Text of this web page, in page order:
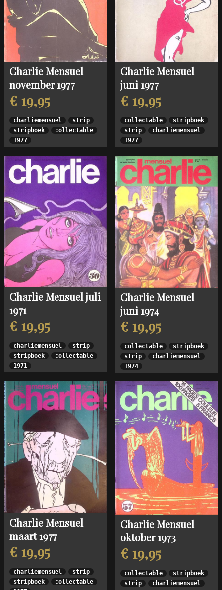
Charlie Mensuel
november 1977
€ 19,95
charliemensuel
strip
stripboek
collectable
1977
Charlie Mensuel
juni 1977
€ 19,95
collectable
stripboek
strip
charliemensuel
1977
Charlie Mensuel juli
1971
€ 19,95
charliemensuel
strip
stripboek
collectable
1971
Charlie Mensuel
juni 1974
€ 19,95
collectable
stripboek
strip
charliemensuel
1974
Charlie Mensuel
maart 1977
€ 19,95
charliemensuel
strip
stripboek
collectable
Charlie Mensuel
oktober 1973
€ 19,95
collectable
stripboek
strip
charliemensuel